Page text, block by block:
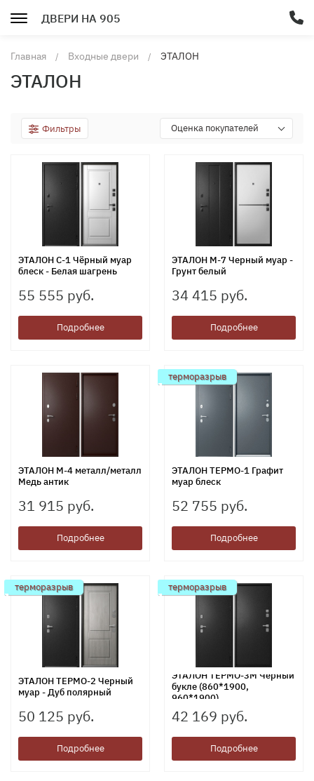
ДВЕРИ НА 905
Главная Входные двери ЭТАЛОН
ЭТАЛОН
Фильтры Оценка покупателей
ЭТАЛОН С-1 Чёрный муар
блеск - Белая шагрень
55 555 руб.
Подробнее
ЭТАЛОН М-7 Черный муар -
Грунт белый
34 415 руб.
Подробнее
ЭТАЛОН М-4 металл/металл
Медь антик
31 915 руб.
Подробнее
терморазрыв
ЭТАЛОН ТЕРМО-1 Графит
муар блеск
52 755 руб.
Подробнее
терморазрыв
ЭТАЛОН ТЕРМО-2 Черный
муар - Дуб полярный
50 125 руб.
Подробнее
терморазрыв
ЭТАЛОН ТЕРМО-3М Черный
букле (860*1900,
960*1900)
42 169 руб.
Подробнее